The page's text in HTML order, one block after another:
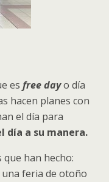
es free dayo día
hacen planes con
el día para
día a su manera.
han hecho:
una feria de otoño